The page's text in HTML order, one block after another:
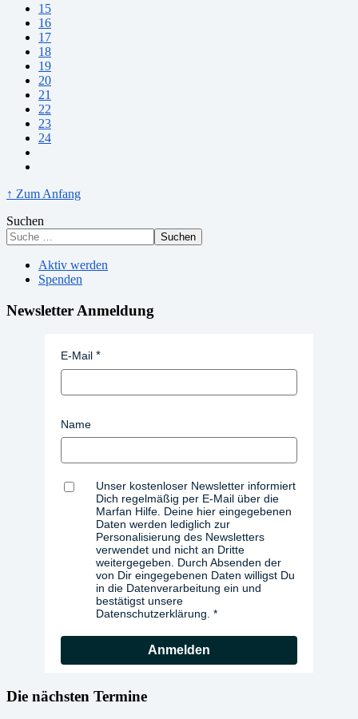
15
16
17
18
19
20
21
22
23
24
↑ Zum Anfang
Suchen
Suchen
Aktiv werden
Spenden
Newsletter Anmeldung
E-Mail
Name
Unser kostenloser Newsletter informiert
Dich regelmäßig per E-Mail über die
Marfan Hilfe. Deine hier eingegebenen
Daten werden lediglich zur
Personalisierung des Newsletters
verwendet und nicht an Dritte
weitergegeben. Durch Absenden der
von Dir eingegebenen Daten willigst Du
in die Datenverarbeitung ein und
bestätigst unsere
Datenschutzerklärung.
Anmelden
Die nächsten Termine